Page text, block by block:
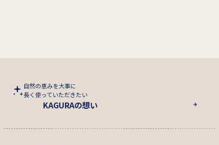
自然の恵みを大事に
長く使っていただきたい
KAGURAの想い